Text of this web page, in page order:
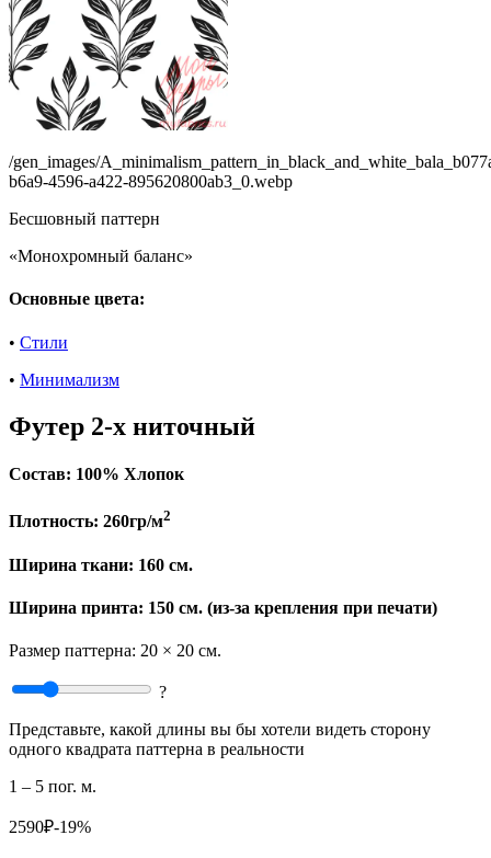
/gen_images/
b6a9-4596-a422-895620800ab3_0.webp
Бесшовный паттерн
«Монохромный баланс»
Основные цвета:
• Стили
• Минимализм
Футер 2-х ниточный
Состав: 100% Хлопок
Плотность: 260гр/м2
Ширина ткани: 160 см.
Ширина принта: 150 см. (из-за крепления при печати)
Размер паттерна: 20 × 20 см.
?
Представьте, какой длины вы бы хотели видеть сторону
одного квадрата паттерна в реальности
1 – 5 пог. м.
2590₽-19%